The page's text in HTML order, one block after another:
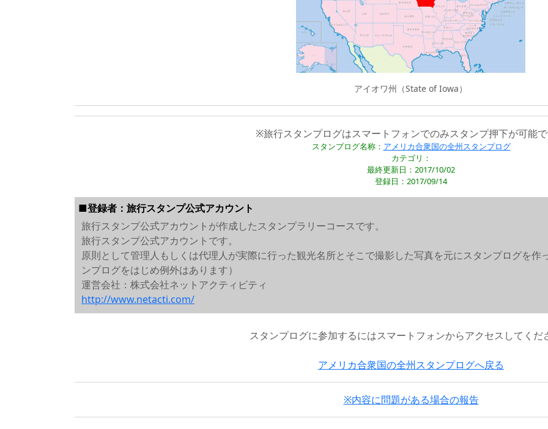
アイオワ州（State of Iowa）
※旅行スタンプログはスマートフォンでのみスタンプ押下が可能
スタンプログ名称： アメリカ合衆国の全州スタンプログ
カテゴリ：
最終更新日：2017/10/02
登録日：2017/09/14
■登録者：旅行スタンプ公式アカウント
旅行スタンプ公式アカウントが作成したスタンプラリーコースです。
旅行スタンプ公式アカウントです。
原則として管理人もしくは代理人が実際に行った観光名所とそこで撮影した写真を元にスタンプログを
ンプログをはじめ例外はあります）
運営会社：株式会社ネットアクティビティ
http://www.netacti.com/
スタンプログに参加するにはスマートフォンからアクセスしてくだ
アメリカ合衆国の全州スタンプログへ戻る
※内容に問題がある場合の報告